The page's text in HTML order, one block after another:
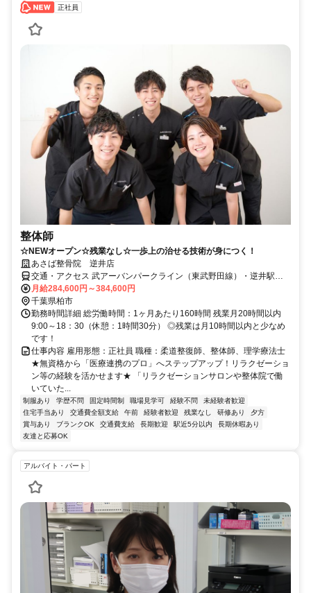
正社員
整体師
☆NEWオープン☆残業なし☆一歩上の治せる技術が身につく！
あさば整骨院 逆井店
交通・アクセス 武アーバンパークライン（東武野田線）・逆井駅か
ら徒歩6分（スクールIE逆井校近く）
月給284,600円～384,600円
千葉県柏市
勤務時間詳細 総労働時間：1ヶ月あたり160時間 残業月20時間以内
9:00～18：30（休憩：1時間30分） ◎残業は月10時間以内と少なめ
です！
仕事内容 雇用形態：正社員 職種：柔道整復師、整体師、理学療法士
★無資格から「医療連携のプロ」へステップアップ！リラクゼーショ
ン等の経験を活かせます★ 「リラクゼーションサロンや整体院で働
いていた...
制服あり 学歴不問 固定時間制 職場見学可 経験不問
未経験者歓迎
住宅手当あり
交通費全額支給 午前 経験者歓迎 残業なし 研修あり
夕方
賞与あり
ブランクOK 交通費支給 長期歓迎 駅近5分以内
長期休暇あり
友達と応募OK
アルバイト・パート